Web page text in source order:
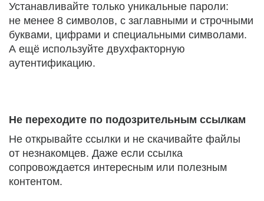
Устанавливайте только уникальные пароли:
не менее 8 символов, с заглавными и строчными
буквами, цифрами и специальными символами.
А ещё используйте двухфакторную
аутентификацию.
Не переходите по подозрительным ссылкам
Не открывайте ссылки и не скачивайте файлы
от незнакомцев. Даже если ссылка
сопровождается интересным или полезным
контентом.